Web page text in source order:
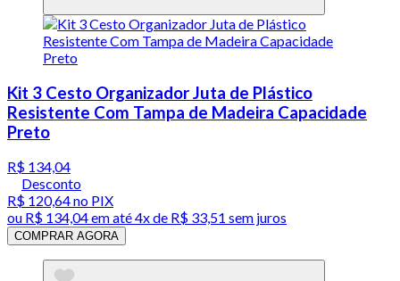
Kit 3 Cesto Organizador Juta de Plástico
Resistente Com Tampa de Madeira Capacidade
Preto
R$ 134,04
Desconto
R$ 120,64no PIX
ou R$ 134,04em até4x de R$ 33,51 sem juros
COMPRAR AGORA